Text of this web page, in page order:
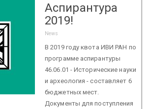
Аспирантура
2019!
News
В 2019 году квота ИВИ РАН по
программе аспирантуры
46.06.01 - Исторические науки
и археология - составляет 6
бюджетных мест.
Документы для поступления